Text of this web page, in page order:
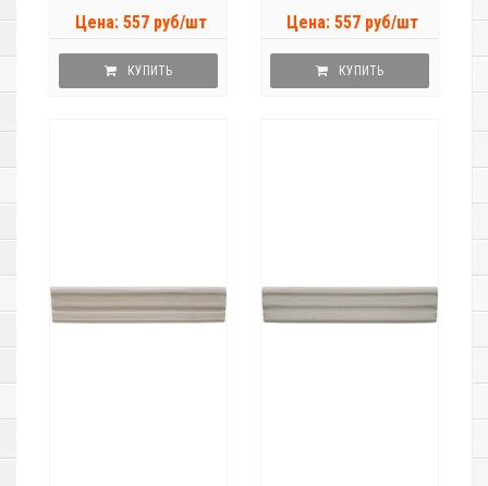
Цена: 557 руб/шт
КУПИТЬ
Цена: 557 руб/шт
КУПИТЬ